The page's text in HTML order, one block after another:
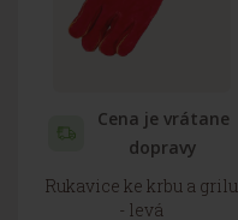
Cena je vrátane
dopravy
Rukavice ke krbu a grilu
- levá